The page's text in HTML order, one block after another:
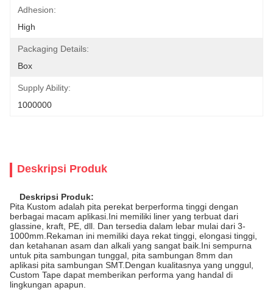
Adhesion:
High
Packaging Details:
Box
Supply Ability:
1000000
Deskripsi Produk
Deskripsi Produk:
Pita Kustom adalah pita perekat berperforma tinggi dengan
berbagai macam aplikasi.Ini memiliki liner yang terbuat dari
glassine, kraft, PE, dll. Dan tersedia dalam lebar mulai dari 3-
1000mm.Rekaman ini memiliki daya rekat tinggi, elongasi tinggi,
dan ketahanan asam dan alkali yang sangat baik.Ini sempurna
untuk pita sambungan tunggal, pita sambungan 8mm dan
aplikasi pita sambungan SMT.Dengan kualitasnya yang unggul,
Custom Tape dapat memberikan performa yang handal di
lingkungan apapun.